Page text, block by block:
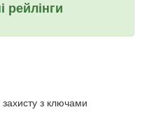
рейлінги
з ключами